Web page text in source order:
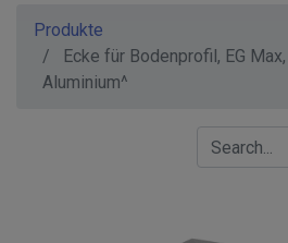
Produkte
Ecke für Bodenprofil, EG
Aluminium^